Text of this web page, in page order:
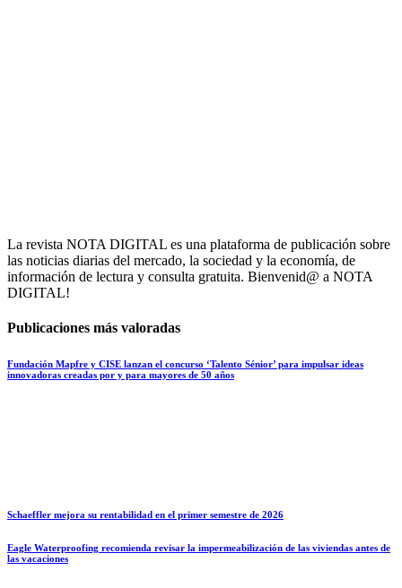
La revista NOTA DIGITAL es una plataforma de publicación sobre
las noticias diarias del mercado, la sociedad y la economía, de
información de lectura y consulta gratuita. Bienvenid@ a NOTA
DIGITAL!
Publicaciones más valoradas
Fundación Mapfre y CISE lanzan el concurso ‘Talento Sénior’ para impulsar ideas
innovadoras creadas por y para mayores de 50 años
Schaeffler mejora su rentabilidad en el primer semestre de 2026
Eagle Waterproofing recomienda revisar la impermeabilización de las viviendas antes de
las vacaciones